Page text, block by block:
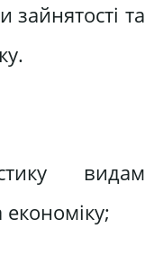
та
видам
економіку;